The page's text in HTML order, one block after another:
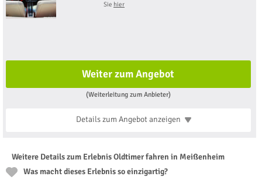
Sie hier
Weiter zum Angebot
(Weiterleitung zum Anbieter)
Details zum Angebotanzeigen
Weitere Details zum Erlebnis Oldtimer fahren in Meißenheim
Was macht dieses Erlebnis so einzigartig?